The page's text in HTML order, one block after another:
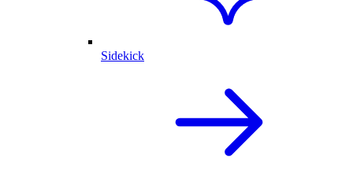
Sidekick